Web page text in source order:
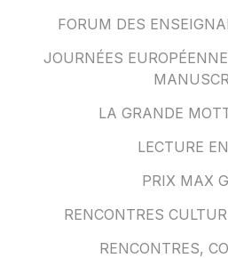
FORUM DES
JOURNÉES
LA GRANDE
LECTURE
PRIX MAX
RENCONTRES
RENCONTRES,